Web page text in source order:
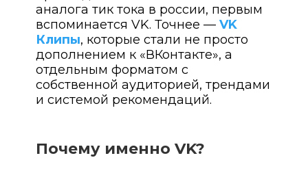
аналога тик тока в россии, первым
вспоминается VK. Точнее — VK
Клипы, которые стали не просто
дополнением к «ВКонтакте», а
отдельным форматом с
собственной аудиторией, трендами
и системой рекомендаций.
Почему именно VK?